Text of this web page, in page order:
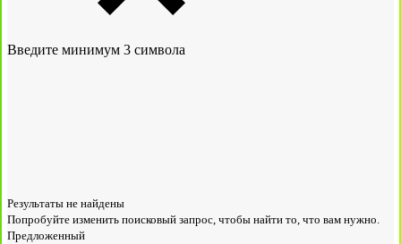
Введите минимум 3 символа
Результаты не найдены
Попробуйте изменить поисковый запрос, чтобы найти то, что вам нужно.
Предложенный